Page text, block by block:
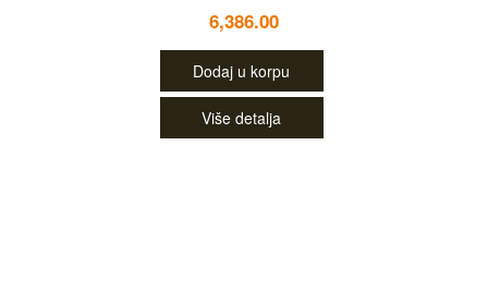
6,386.00
Dodaj u korpu
Više detalja